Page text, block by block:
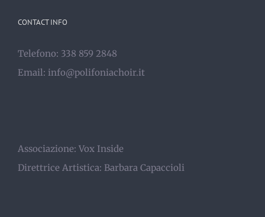
CONTACT INFO
Telefono: 338 859 2848
Email: info@polifoniachoir.it
Associazione: Vox Inside
Direttrice Artistica: Barbara Capaccioli